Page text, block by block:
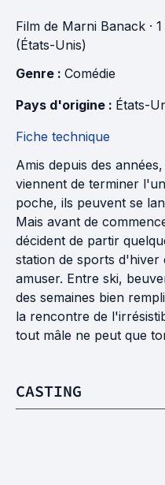
Film de Marni Banack ·
(États-Unis)
Genre : Comédie
Pays d'origine : États-
Fiche technique
Amis depuis des
viennent de terminer
poche, ils peuvent se
Mais avant de
décident de partir
station de sports
amuser. Entre ski,
des semaines bien
la rencontre de
tout mâle ne peut que
CASTING